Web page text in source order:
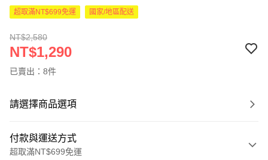
超取滿NT$699免運 國家/地區配送
NT$2,580
NT$1,290
已賣出：8件
請選擇商品選項
付款與運送方式
超取滿NT$699免運